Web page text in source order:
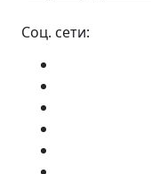
Соц. сети: